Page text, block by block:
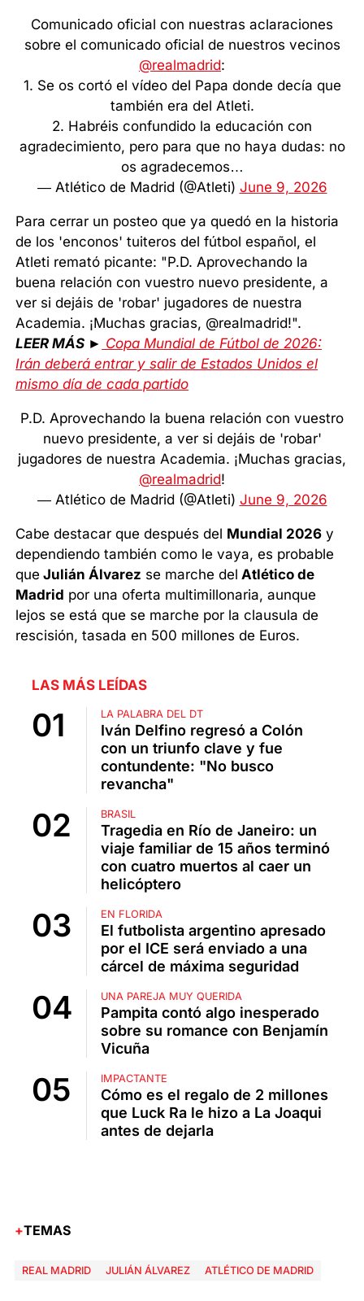
Comunicado oficial con nuestras aclaraciones
sobre el comunicado oficial de nuestros vecinos
@realmadrid:
1. Se os cortó el vídeo del Papa donde decía que
también era del Atleti.
2. Habréis confundido la educación con
agradecimiento, pero para que no haya dudas: no
os agradecemos…
— Atlético de Madrid (@Atleti) June 9, 2026
Para cerrar un posteo que ya quedó en la historia
de los 'enconos' tuiteros del fútbol español, el
Atleti remató picante: "P.D. Aprovechando la
buena relación con vuestro nuevo presidente, a
ver si dejáis de 'robar' jugadores de nuestra
Academia. ¡Muchas gracias, @realmadrid!".
LEER MÁS ► Copa Mundial de Fútbol de 2026:
Irán deberá entrar y salir de Estados Unidos el
mismo día de cada partido
P.D. Aprovechando la buena relación con vuestro
nuevo presidente, a ver si dejáis de 'robar'
jugadores de nuestra Academia. ¡Muchas gracias,
@realmadrid!
— Atlético de Madrid (@Atleti) June 9, 2026
Cabe destacar que después del Mundial 2026 y
dependiendo también como le vaya, es probable
que Julián Álvarez se marche del Atlético de
Madrid por una oferta multimillonaria, aunque
lejos se está que se marche por la clausula de
rescisión, tasada en 500 millones de Euros.
LAS MÁS LEÍDAS
LA PALABRA DEL DT
Iván Delfino regresó a Colón
con un triunfo clave y fue
contundente: "No busco
revancha"
BRASIL
Tragedia en Río de Janeiro: un
viaje familiar de 15 años terminó
con cuatro muertos al caer un
helicóptero
EN FLORIDA
El futbolista argentino apresado
por el ICE será enviado a una
cárcel de máxima seguridad
UNA PAREJA MUY QUERIDA
Pampita contó algo inesperado
sobre su romance con Benjamín
Vicuña
IMPACTANTE
Cómo es el regalo de 2 millones
que Luck Ra le hizo a La Joaqui
antes de dejarla
TEMAS
REAL MADRID JULIÁN ÁLVAREZ ATLÉTICO DE MADRID